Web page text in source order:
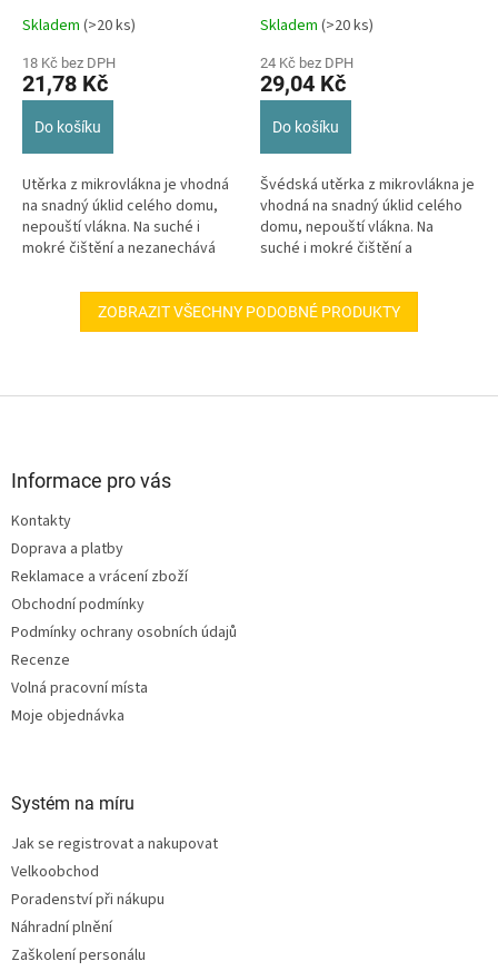
Skladem (>20 ks)
18 Kč bez DPH
21,78 Kč
Do košíku
Utěrka z mikrovlákna je vhodná
na snadný úklid celého domu,
nepouští vlákna. Na suché i
mokré čištění a nezanechává
Skladem (>20 ks)
24 Kč bez DPH
29,04 Kč
Do košíku
Švédská utěrka z mikrovlákna je
vhodná na snadný úklid celého
domu, nepouští vlákna. Na
suché i mokré čištění a
ZOBRAZIT VŠECHNY PODOBNÉ PRODUKTY
Informace pro vás
Kontakty
Doprava a platby
Reklamace a vrácení zboží
Obchodní podmínky
Podmínky ochrany osobních údajů
Recenze
Volná pracovní místa
Moje objednávka
Systém na míru
Jak se registrovat a nakupovat
Velkoobchod
Poradenství při nákupu
Náhradní plnění
Zaškolení personálu